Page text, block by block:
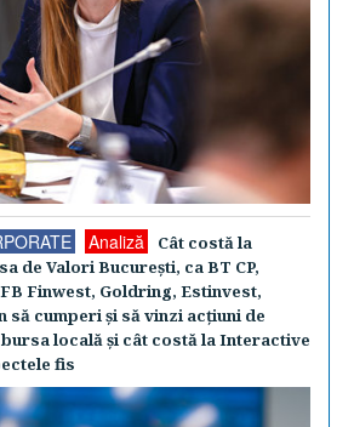
Analiză
Cât costă la
de Valori Bucureşti, ca BT CP,
Finwest, Goldring, Estinvest,
să cumperi şi să vinzi acţiuni de
bursa locală şi cât costă la Interactive
fis